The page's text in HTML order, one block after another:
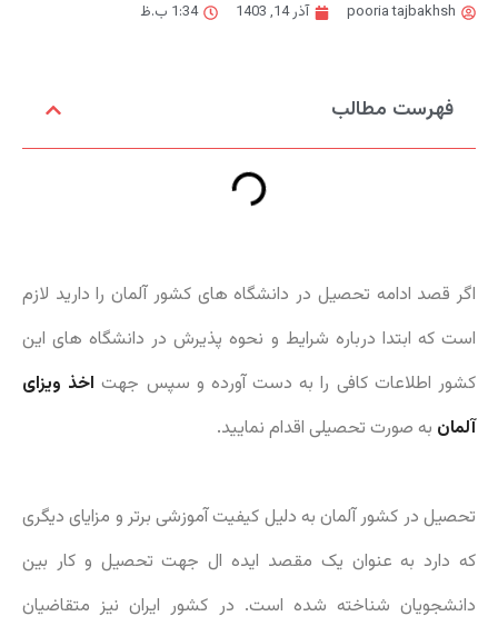
pooria tajbakhsh آذر 14, 1403 1:34 ب.ظ
فهرست مطالب
اگر قصد ادامه تحصیل در دانشگاه های کشور آلمان را دارید لازم
است که ابتدا درباره شرایط و نحوه پذیرش در دانشگاه های این
کشور اطلاعات کافی را به دست آورده و سپس جهت اخذ ویزای
آلمان به صورت تحصیلی اقدام نمایید.
تحصیل در کشور آلمان به دلیل کیفیت آموزشی برتر و مزایای دیگری
که دارد به عنوان یک مقصد ایده ال جهت تحصیل و کار بین
دانشجویان شناخته شده است. در کشور ایران نیز متقاضیان